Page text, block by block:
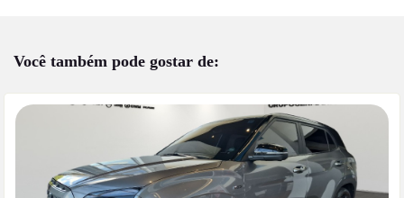
Você também pode gostar de: